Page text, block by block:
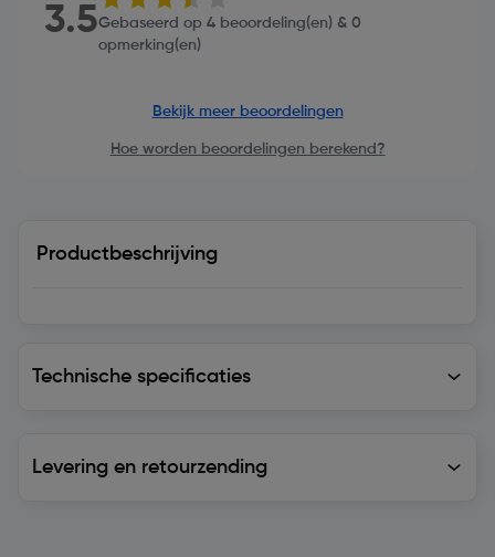
3.5Gebaseerd op 4 beoordeling(en) & 0
opmerking(en)
Bekijk meer beoordelingen
Hoe worden beoordelingen berekend?
Productbeschrijving
Technische specificaties
Levering en retourzending